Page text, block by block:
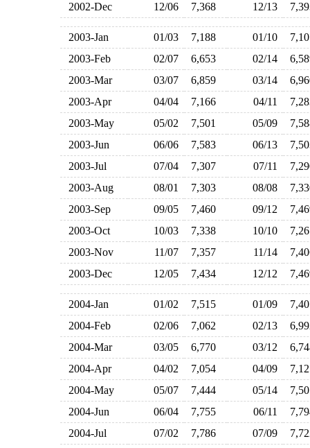
2002-Dec
12/06 7,368 12/13
2003-Jan 01/03 7,188 01/10
2003-Feb
02/07 6,653 02/14
2003-Mar
03/07 6,859 03/14
2003-Apr
04/04 7,166 04/11
2003-May
05/02 7,501 05/09
2003-Jun
06/06 7,583 06/13
2003-Jul
07/04 7,307 07/11
2003-Aug
08/01 7,303 08/08
2003-Sep
09/05 7,460 09/12
2003-Oct
10/03 7,338 10/10
2003-Nov
11/07 7,357 11/14
2003-Dec
12/05 7,434 12/12
2004-Jan 01/02 7,515 01/09
2004-Feb
02/06 7,062 02/13
2004-Mar
03/05 6,770 03/12
2004-Apr
04/02 7,054 04/09
2004-May
05/07 7,444 05/14
2004-Jun
06/04 7,755 06/11
2004-Jul
07/02 7,786 07/09